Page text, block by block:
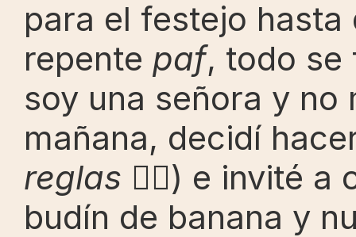
para el festejo
repente paf, todo se
soy una señora y
mañana, decidí
reglas 💁‍♀️) e invité
budín de banana y